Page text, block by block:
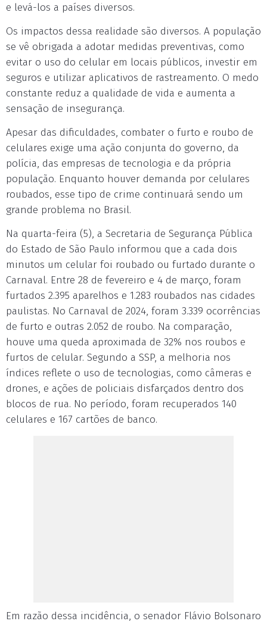
e levá-los a países diversos.
Os impactos dessa realidade são diversos. A população
se vê obrigada a adotar medidas preventivas, como
evitar o uso do celular em locais públicos, investir em
seguros e utilizar aplicativos de rastreamento. O medo
constante reduz a qualidade de vida e aumenta a
sensação de insegurança.
Apesar das dificuldades, combater o furto e roubo de
celulares exige uma ação conjunta do governo, da
polícia, das empresas de tecnologia e da própria
população. Enquanto houver demanda por celulares
roubados, esse tipo de crime continuará sendo um
grande problema no Brasil.
Na quarta-feira (5), a Secretaria de Segurança Pública
do Estado de São Paulo informou que a cada dois
minutos um celular foi roubado ou furtado durante o
Carnaval. Entre 28 de fevereiro e 4 de março, foram
furtados 2.395 aparelhos e 1.283 roubados nas cidades
paulistas. No Carnaval de 2024, foram 3.339 ocorrências
de furto e outras 2.052 de roubo. Na comparação,
houve uma queda aproximada de 32% nos roubos e
furtos de celular. Segundo a SSP, a melhoria nos
índices reflete o uso de tecnologias, como câmeras e
drones, e ações de policiais disfarçados dentro dos
blocos de rua. No período, foram recuperados 140
celulares e 167 cartões de banco.
Em razão dessa incidência, o senador Flávio Bolsonaro